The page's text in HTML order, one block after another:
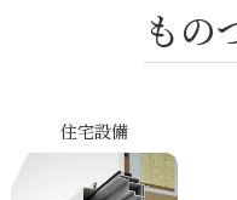
もの
住宅設備